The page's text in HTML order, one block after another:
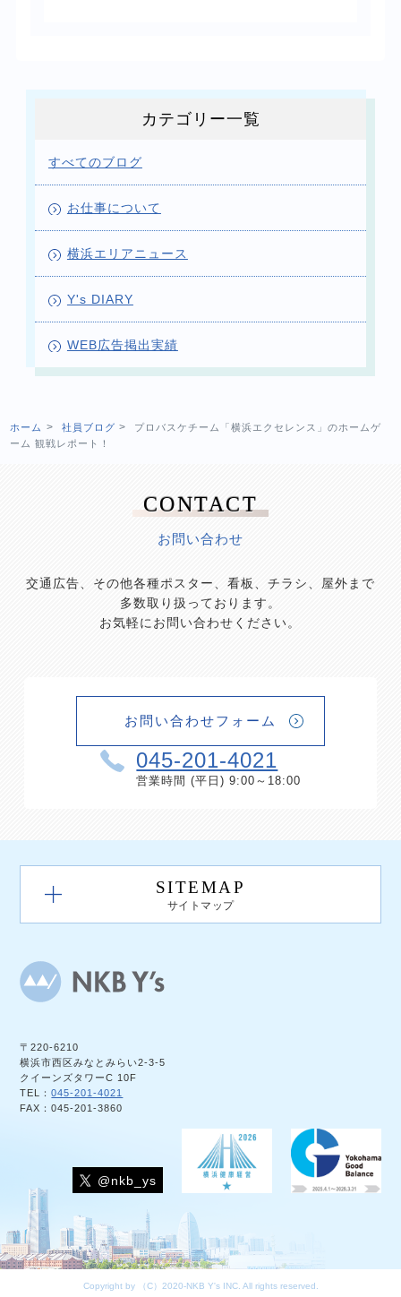
カテゴリー一覧
すべてのブログ
お仕事について
横浜エリアニュース
Y's DIARY
WEB広告掲出実績
ホーム 社員ブログ
プロバスケチーム「横浜エクセレンス」のホームゲ
ーム 観戦レポート！
CONTACT
お問い合わせ
交通広告、その他各種ポスター、看板、チラシ、屋外まで
多数取り扱っております。
お気軽にお問い合わせください。
お問い合わせフォーム
045-201-4021
営業時間 (平日) 9:00～18:00
SITEMAP
サイトマップ
〒220-6210
横浜市西区みなとみらい2-3-5
クイーンズタワーC 10F
TEL：045-201-4021
FAX：045-201-3860
@nkb_ys
Copyright by （C）2020-NKB Y's INC. All rights reserved.